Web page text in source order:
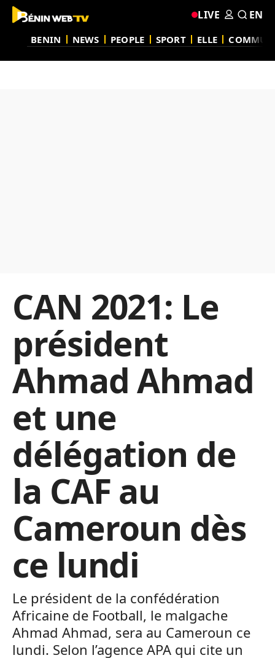
BENIN NEWS PEOPLE SPORT ELLE
LIVE EN
CAN 2021: Le
président
Ahmad Ahmad
et une
délégation de
la CAF au
Cameroun dès
ce lundi
Le président de la confédération
Africaine de Football, le malgache
Ahmad Ahmad, sera au Cameroun ce
lundi. Selon l’agence APA qui cite un